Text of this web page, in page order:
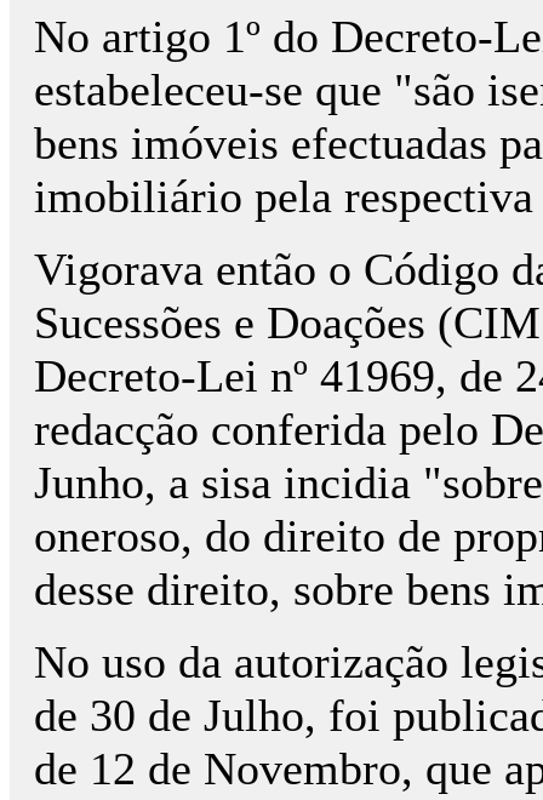
No artigo 1º do Decreto-
estabeleceu-se que "são
bens imóveis efectuadas
imobiliário pela respectiva
Vigorava então o Código
Sucessões e Doações
Decreto-Lei nº 41969, de
redacção conferida pelo
Junho, a sisa incidia
oneroso, do direito de
desse direito, sobre bens
No uso da autorização
de 30 de Julho, foi
de 12 de Novembro, que